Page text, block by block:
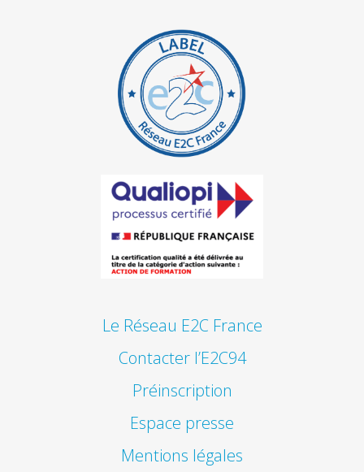
Le Réseau E2C France
Contacter l’E2C94
Préinscription
Espace presse
Mentions légales